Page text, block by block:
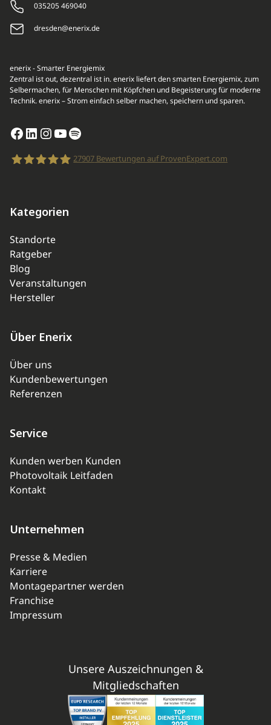
035205 469040
dresden@enerix.de
enerix - Smarter Energiemix
Zentral ist out, dezentral ist in. enerix liefert den smarten Energiemix, zum
Selbermachen, für Menschen mit Köpfchen und Begeisterung für moderne
Technik. enerix – Strom einfach selber machen, speichern und sparen.
Facebook
LinkedIn
Instagram
YouTube
Spotify
27907Bewertungen auf ProvenExpert.com
Kategorien
Standorte
Ratgeber
Blog
Veranstaltungen
Hersteller
Über Enerix
Über uns
Kundenbewertungen
Referenzen
Service
Kunden werben Kunden
Photovoltaik Leitfaden
Kontakt
Unternehmen
Presse & Medien
Karriere
Montagepartner werden
Franchise
Impressum
Unsere Auszeichnungen &
Mitgliedschaften